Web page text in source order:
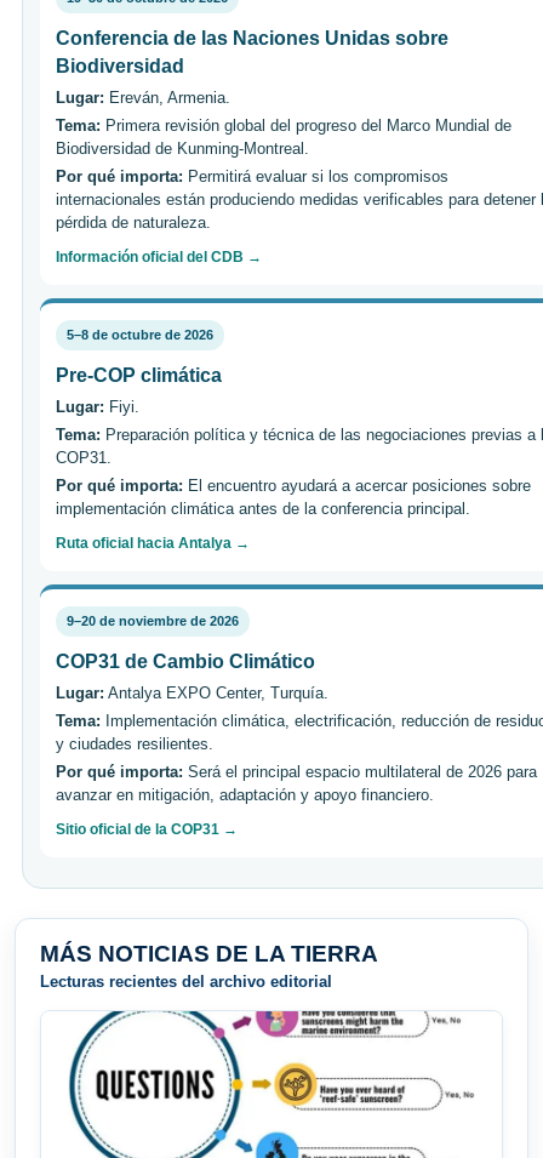
Conferencia de las Naciones Unidas sobre
Biodiversidad
Lugar: Ereván, Armenia.
Tema: Primera revisión global del progreso del Marco Mundial de
Biodiversidad de Kunming-Montreal.
Por qué importa: Permitirá evaluar si los compromisos
internacionales están produciendo medidas verificables para detener
pérdida de naturaleza.
Información oficial del CDB →
5–8 de octubre de 2026
Pre-COP climática
Lugar: Fiyi.
Tema: Preparación política y técnica de las negociaciones previas a
COP31.
Por qué importa: El encuentro ayudará a acercar posiciones sobre
implementación climática antes de la conferencia principal.
Ruta oficial hacia Antalya →
9–20 de noviembre de 2026
COP31 de Cambio Climático
Lugar: Antalya EXPO Center, Turquía.
Tema: Implementación climática, electrificación, reducción de
y ciudades resilientes.
Por qué importa: Será el principal espacio multilateral de 2026 para
avanzar en mitigación, adaptación y apoyo financiero.
Sitio oficial de la COP31 →
MÁS NOTICIAS DE LA TIERRA
Lecturas recientes del archivo editorial